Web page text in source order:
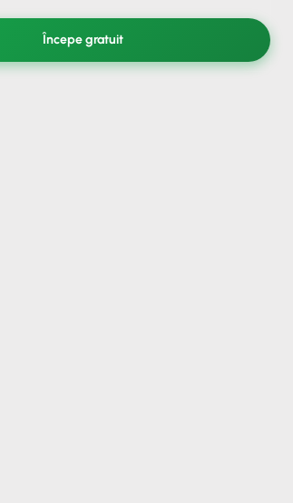
Începe gratuit